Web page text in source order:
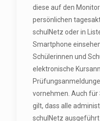
diese auf den
persönlichen
schulNetz oder in
Smartphone
Schülerinnen und
elektronische
vornehmen. Auch für
gilt, dass alle
schulNetz ausgeführt